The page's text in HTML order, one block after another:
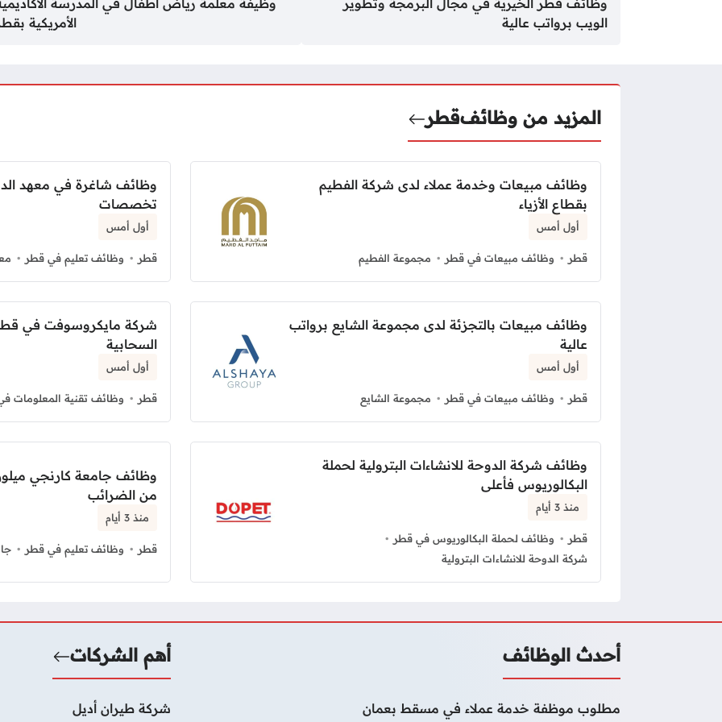
الويب برواتب عالية
الأمريكية
المزيد من وظائفقطر
وظائف مبيعات وخدمة عملاء لدى شركة الفطيم
بقطاع الأزياء
أول أمس
قطر وظائف مبيعات في قطر مجموعة الفطيم
وظائف شاغرة في معهد
تخصصات
أول أمس
قطر وظائف تعليم في قطر
وظائف مبيعات بالتجزئة لدى مجموعة الشايع برواتب
عالية
أول أمس
قطر وظائف مبيعات في قطر مجموعة الشايع
شركة مايكروسوفت في
السحابية
أول أمس
قطر وظائف تقنية المعلومات
وظائف شركة الدوحة للانشاءات البترولية لحملة
البكالوريوس فأعلى
منذ 3 أيام
قطر
وظائف لحملة البكالوريوس في قطر
شركة الدوحة للانشاءات البترولية
وظائف جامعة كارنجي
من الضرائب
منذ 3 أيام
قطر وظائف تعليم في قطر
أحدث الوظائف
مطلوب موظفة خدمة عملاء في مسقط بعمان
أهم الشركات
شركة طيران أديل